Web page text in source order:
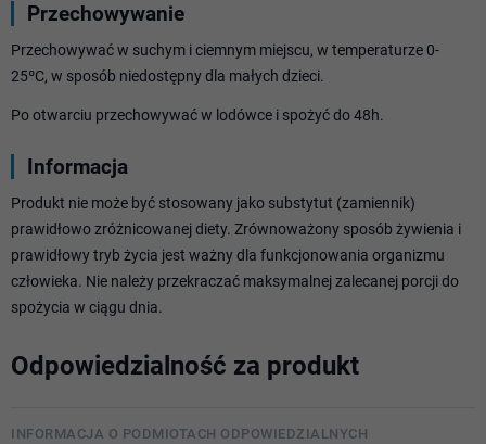
Przechowywanie
Przechowywać w suchym i ciemnym miejscu, w temperaturze 0-
25ºC, w sposób niedostępny dla małych dzieci.
Po otwarciu przechowywać w lodówce i spożyć do 48h.
Informacja
Produkt nie może być stosowany jako substytut (zamiennik)
prawidłowo zróżnicowanej diety. Zrównoważony sposób żywienia i
prawidłowy tryb życia jest ważny dla funkcjonowania organizmu
człowieka. Nie należy przekraczać maksymalnej zalecanej porcji do
spożycia w ciągu dnia.
Odpowiedzialność za produkt
INFORMACJA O PODMIOTACH ODPOWIEDZIALNYCH